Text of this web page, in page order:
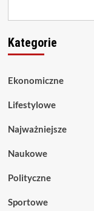
Kategorie
Ekonomiczne
Lifestylowe
Najważniejsze
Naukowe
Polityczne
Sportowe